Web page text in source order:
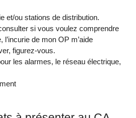
et/ou stations de distribution.
si vous voulez comprendre
de mon OP m’aide
figurez-vous.
les alarmes, le réseau électrique,